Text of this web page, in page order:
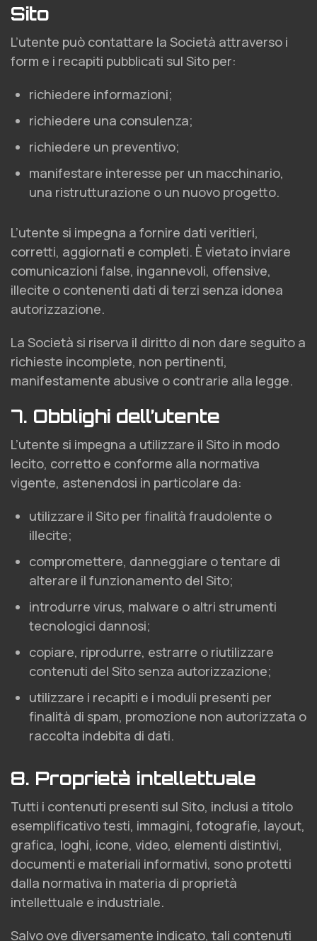
Sito
L’utente può contattare la Società attraverso i
form e i recapiti pubblicati sul Sito per:
richiedere informazioni;
richiedere una consulenza;
richiedere un preventivo;
manifestare interesse per un macchinario,
una ristrutturazione o un nuovo progetto.
L’utente si impegna a fornire dati veritieri,
corretti, aggiornati e completi. È vietato inviare
comunicazioni false, ingannevoli, offensive,
illecite o contenenti dati di terzi senza idonea
autorizzazione.
La Società si riserva il diritto di non dare seguito a
richieste incomplete, non pertinenti,
manifestamente abusive o contrarie alla legge.
7. Obblighi dell’utente
L’utente si impegna a utilizzare il Sito in modo
lecito, corretto e conforme alla normativa
vigente, astenendosi in particolare da:
utilizzare il Sito per finalità fraudolente o
illecite;
compromettere, danneggiare o tentare di
alterare il funzionamento del Sito;
introdurre virus, malware o altri strumenti
tecnologici dannosi;
copiare, riprodurre, estrarre o riutilizzare
contenuti del Sito senza autorizzazione;
utilizzare i recapiti e i moduli presenti per
finalità di spam, promozione non autorizzata o
raccolta indebita di dati.
8. Proprietà intellettuale
Tutti i contenuti presenti sul Sito, inclusi a titolo
esemplificativo testi, immagini, fotografie, layout,
grafica, loghi, icone, video, elementi distintivi,
documenti e materiali informativi, sono protetti
dalla normativa in materia di proprietà
intellettuale e industriale.
Salvo ove diversamente indicato, tali contenuti